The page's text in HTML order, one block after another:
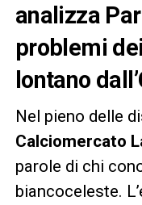
analizza
problemi
lontano
Nel pieno delle
Calciomercato
parole di chi
biancoceleste.